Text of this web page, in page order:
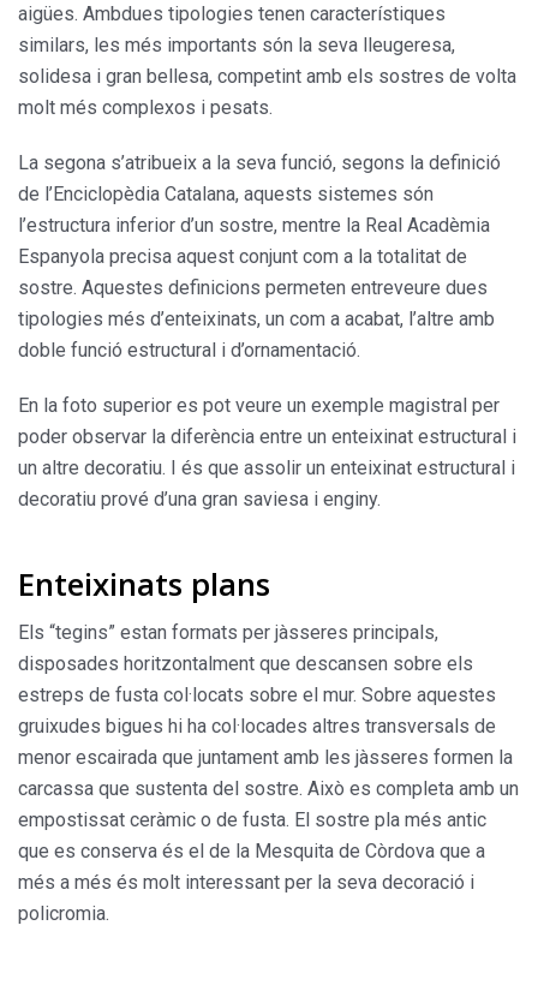
aigües. Ambdues tipologies tenen característiques
similars, les més importants són la seva lleugeresa,
solidesa i gran bellesa, competint amb els sostres de volta
molt més complexos i pesats.
La segona s’atribueix a la seva funció, segons la definició
de l’Enciclopèdia Catalana, aquests sistemes són
l’estructura inferior d’un sostre, mentre la Real Acadèmia
Espanyola precisa aquest conjunt com a la totalitat de
sostre. Aquestes definicions permeten entreveure dues
tipologies més d’enteixinats, un com a acabat, l’altre amb
doble funció estructural i d’ornamentació.
En la foto superior es pot veure un exemple magistral per
poder observar la diferència entre un enteixinat estructural i
un altre decoratiu. I és que assolir un enteixinat estructural i
decoratiu prové d’una gran saviesa i enginy.
Enteixinats plans
Els “tegins” estan formats per jàsseres principals,
disposades horitzontalment que descansen sobre els
estreps de fusta col·locats sobre el mur. Sobre aquestes
gruixudes bigues hi ha col·locades altres transversals de
menor escairada que juntament amb les jàsseres formen la
carcassa que sustenta del sostre. Això es completa amb un
empostissat ceràmic o de fusta. El sostre pla més antic
que es conserva és el de la Mesquita de Còrdova que a
més a més és molt interessant per la seva decoració i
policromia.